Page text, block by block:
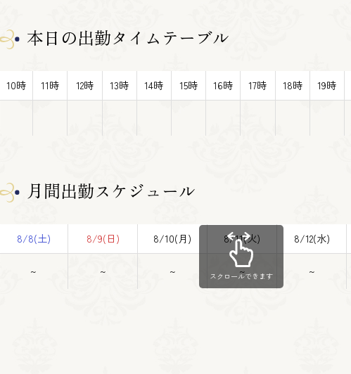
本日の出勤タイムテーブル
10時 11時 12時 13時 14時 15時 16時 17時 18時 19時
月間出勤スケジュール
8/8(土) 8/9(日) 8/10(月) 8/11(火) 8/12(水)
~ ~ ~ ~ ~
スクロールできます